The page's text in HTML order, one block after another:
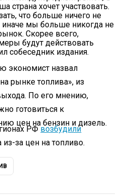
страна хочет участвовать.
что больше ничего не
иначе мы больше никогда не
Скорее всего,
будут действовать
собеседник издания.
экономист назвал
рынке топлива», из
По его мнению,
готовиться к
цен на бензин и дизель.
РФвозбудили
за цен на топливо.